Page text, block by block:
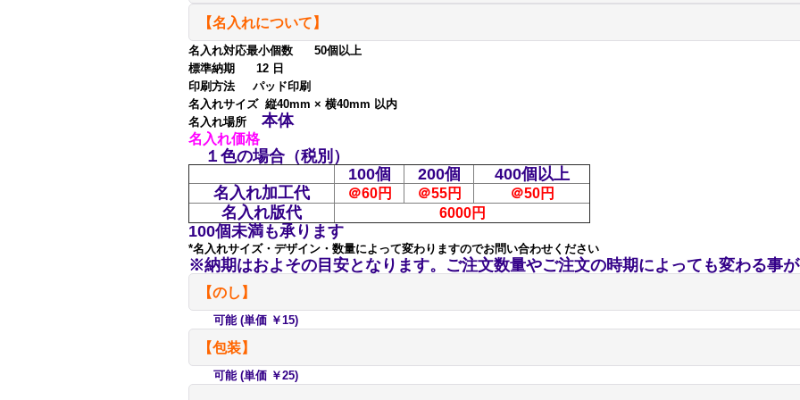
【名入れについて】
名入れ対応最小個数 50個以上
標準納期 12 日
印刷方法 パッド印刷
名入れサイズ 縦40mm × 横40mm 以内
名入れ場所
本体
名入れ価格
１色の場合（税別）
100個
200個
400個以上
名入れ加工代
＠60円 ＠55円 ＠50円
名入れ版代 6000円
100個未満も承ります
*名入れサイズ・デザイン・数量によって変わりますのでお問い合わせください
※納期はおよその目安となります。ご注文数量やご注文の時期によっても変わる事が
【のし】
可能 (単価 ￥15)
【包装】
可能 (単価 ￥25)